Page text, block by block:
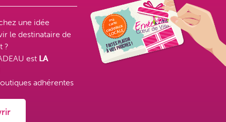
une idée
le destinataire de
?
est LA
adhérentes